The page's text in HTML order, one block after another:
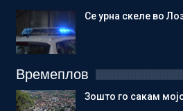
Се урна скеле во
Времеплов
Зошто го сакам